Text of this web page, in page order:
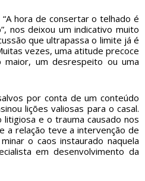
hora de consertar o telhado é
nos deixou um indicativo muito
que ultrapassa o limite já é
vezes, uma atitude precoce
maior, um desrespeito ou uma
por conta de um conteúdo
lições valiosas para o casal.
e o trauma causado nos
a relação teve a intervenção de
o caos instaurado naquela
em desenvolvimento da